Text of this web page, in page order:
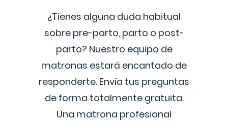
¿Tienes alguna duda habitual
sobre pre-parto, parto o post-
parto? Nuestro equipo de
matronas estará encantado de
responderte. Envía tus preguntas
de forma totalmente gratuita.
Una matrona profesional